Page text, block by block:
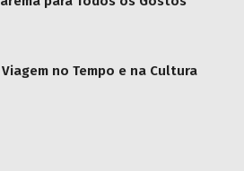
Viagem no Tempo e na Cultura